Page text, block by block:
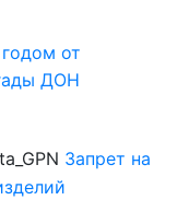
от
ДОН
Запрет на